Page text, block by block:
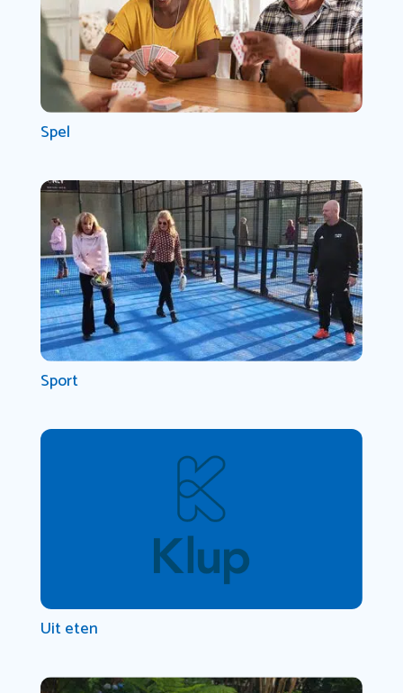
Spel
Sport
Uit eten